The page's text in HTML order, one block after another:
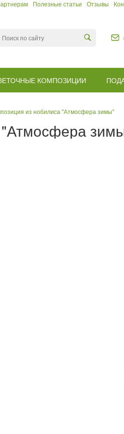
Полезные статьи Отзывы
КОМПОЗИЦИИ
из нобилиса "Атмосфера зимы"
"Атмосфера